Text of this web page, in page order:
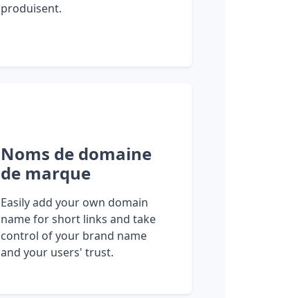
produisent.
Noms de domaine
de marque
Easily add your own domain
name for short links and take
control of your brand name
and your users' trust.